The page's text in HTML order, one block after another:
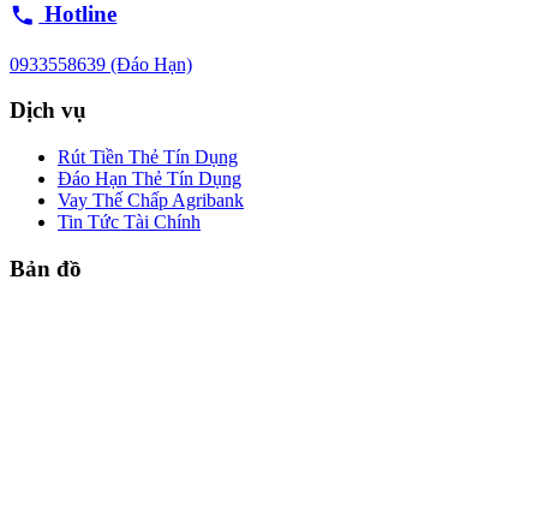
Hotline
0933558639 (Đáo Hạn)
Dịch vụ
Rút Tiền Thẻ Tín Dụng
Đáo Hạn Thẻ Tín Dụng
Vay Thế Chấp Agribank
Tin Tức Tài Chính
Bản đồ